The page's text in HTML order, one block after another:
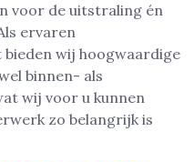
voor de uitstraling én
ervaren
wij hoogwaardige
binnen- als
wij voor u kunnen
zo belangrijk is